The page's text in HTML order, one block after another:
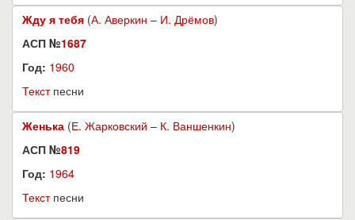
Жду я тебя (А. Аверкин – И. Дрёмов)
АСП №1687
Год: 1960
Текстпесни
Женька (Е. Жарковский – К. Ваншенкин)
АСП №819
Год: 1964
Текстпесни